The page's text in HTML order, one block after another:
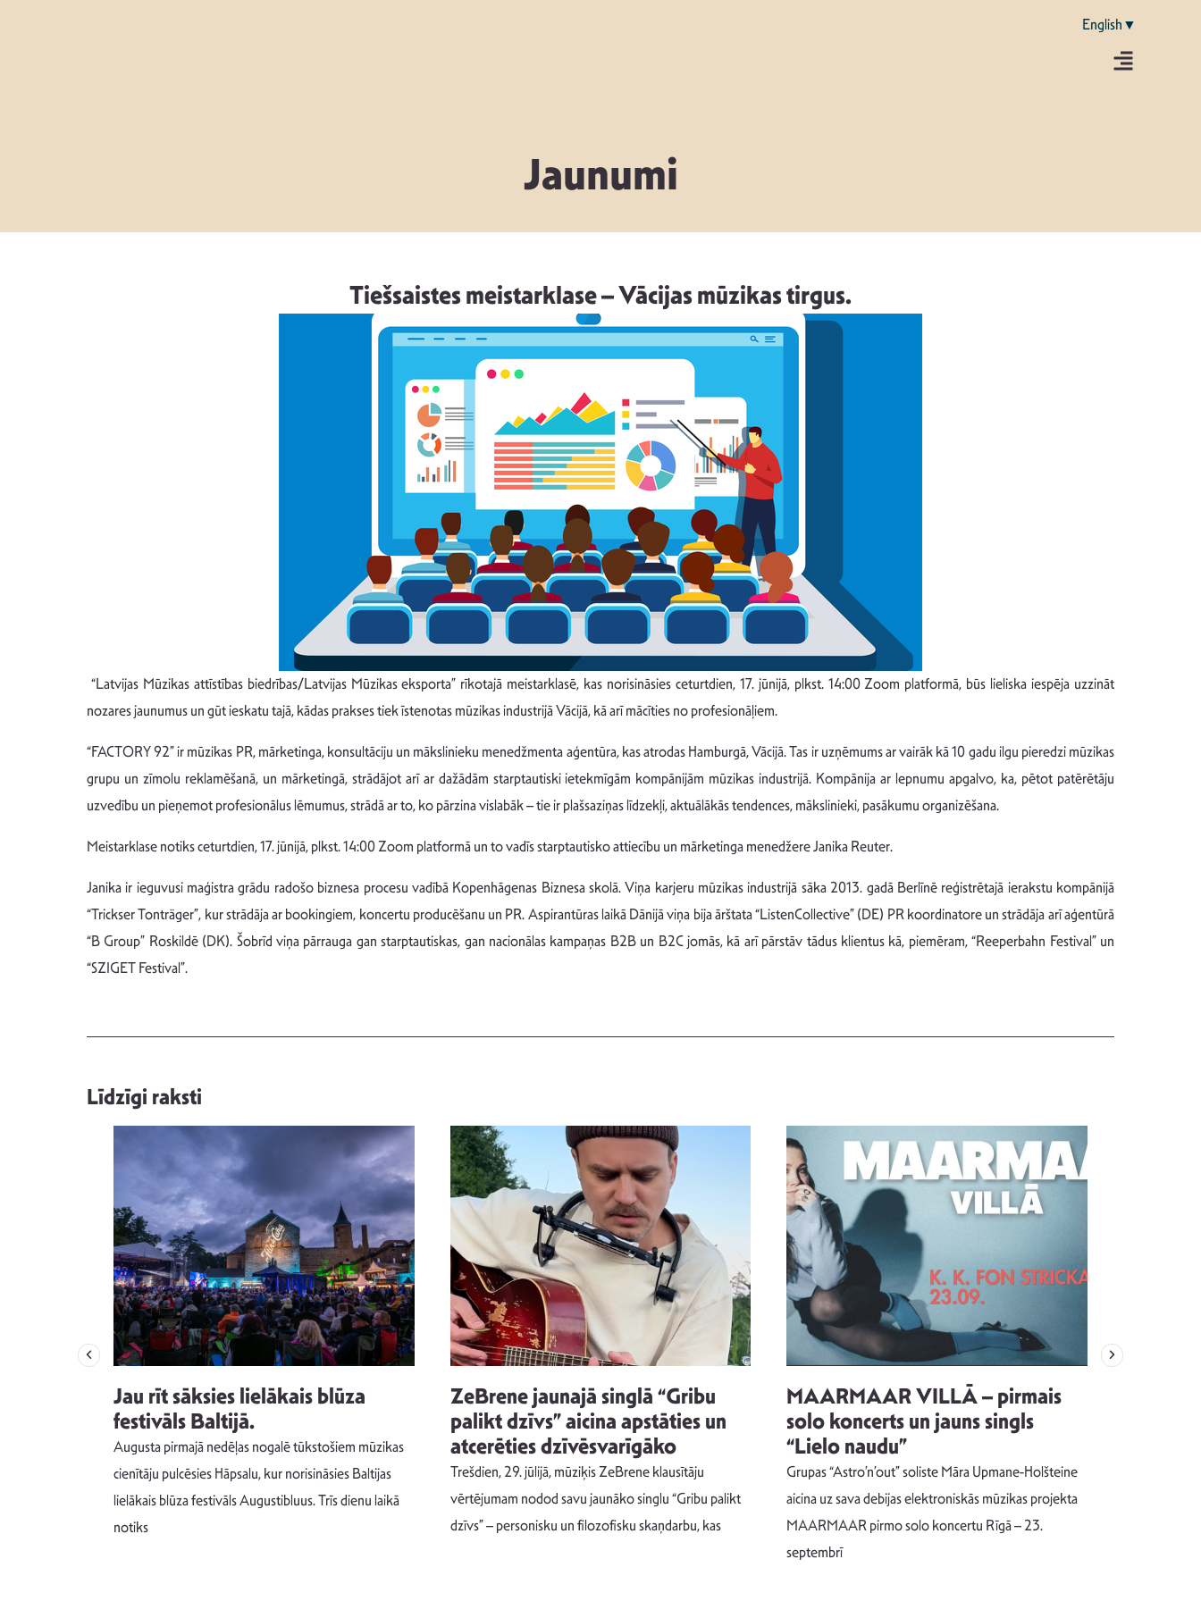
English▼
Jaunumi
Tiešsaistes meistarklase – Vācijas mūzikas tirgus.
“Latvijas Mūzikas attīstības biedrības/Latvijas Mūzikas eksporta” rīkotajā meistarklasē, kas norisināsies ceturtdien, 17. jūnijā, plkst. 14:00 Zoom platformā, būs lieliska iespēja uzzināt
nozares jaunumus un gūt ieskatu tajā, kādas prakses tiek īstenotas mūzikas industrijā Vācijā, kā arī mācīties no profesionāļiem.
“FACTORY 92” ir mūzikas PR, mārketinga, konsultāciju un mākslinieku menedžmenta aģentūra, kas atrodas Hamburgā, Vācijā. Tas ir uzņēmums ar vairāk kā 10 gadu ilgu pieredzi mūzikas
grupu un zīmolu reklamēšanā, un mārketingā, strādājot arī ar dažādām starptautiski ietekmīgām kompānijām mūzikas industrijā. Kompānija ar lepnumu apgalvo, ka, pētot patērētāju
uzvedību un pieņemot profesionālus lēmumus, strādā ar to, ko pārzina vislabāk – tie ir plašsaziņas līdzekļi, aktuālākās tendences, mākslinieki, pasākumu organizēšana.
Meistarklase notiks ceturtdien, 17. jūnijā, plkst. 14:00 Zoom platformā un to vadīs starptautisko attiecību un mārketinga menedžere Janika Reuter.
Janika ir ieguvusi maģistra grādu radošo biznesa procesu vadībā Kopenhāgenas Biznesa skolā. Viņa karjeru mūzikas industrijā sāka 2013. gadā Berlīnē reģistrētajā ierakstu kompānijā
“Trickser Tonträger”, kur strādāja ar bookingiem, koncertu producēšanu un PR. Aspirantūras laikā Dānijā viņa bija ārštata “ListenCollective” (DE) PR koordinatore un strādāja arī aģentūrā
“B Group” Roskildē (DK). Šobrīd viņa pārrauga gan starptautiskas, gan nacionālas kampaņas B2B un B2C jomās, kā arī pārstāv tādus klientus kā, piemēram, “Reeperbahn Festival” un
“SZIGET Festival”.
Līdzīgi raksti
Jau rīt sāksies lielākais blūza
festivāls Baltijā.
Augusta pirmajā nedēļas nogalē tūkstošiem mūzikas
cienītāju pulcēsies Hāpsalu, kur norisināsies Baltijas
lielākais blūza festivāls Augustibluus. Trīs dienu laikā
notiks
ZeBrene jaunajā singlā “Gribu
palikt dzīvs” aicina apstāties un
atcerēties dzīvēsvarīgāko
Trešdien, 29. jūlijā, mūziķis ZeBrene klausītāju
vērtējumam nodod savu jaunāko singlu “Gribu palikt
dzīvs” – personisku un filozofisku skaņdarbu, kas
MAARMAAR VILLĀ – pirmais
solo koncerts un jauns singls
“Lielo naudu”
Grupas “Astro’n’out” soliste Māra Upmane-Holšteine
aicina uz sava debijas elektroniskās mūzikas projekta
MAARMAAR pirmo solo koncertu Rīgā – 23.
septembrī